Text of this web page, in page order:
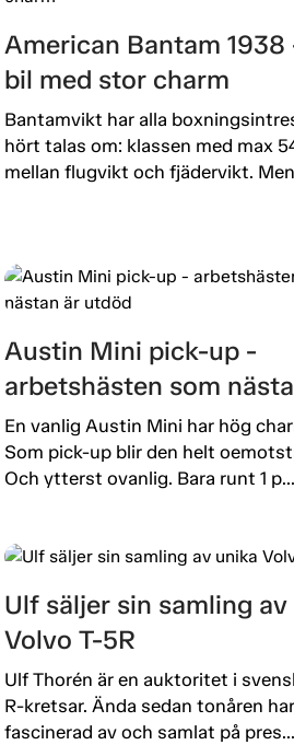
American Bantam
bil med stor charm
Bantamvikt har alla
hört talas om: klassen med max
mellan flugvikt och fjädervikt.
Austin Mini pick-up -
arbetshästen som
utdöd
En vanlig Austin Mini har hög
Som pick-up blir den helt
Och ytterst ovanlig. Bara runt 1 p...
Ulf säljer sin samling
Volvo T-5R
Ulf Thorén är en auktoritet i
R-kretsar. Ända sedan tonåren
fascinerad av och samlat på pres...